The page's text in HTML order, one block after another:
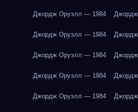
Джордж Оруэлл — 1984
Джордж Оруэлл — 1984
Джордж Оруэлл — 1984
Джордж Оруэлл — 1984
Джордж Оруэлл — 1984